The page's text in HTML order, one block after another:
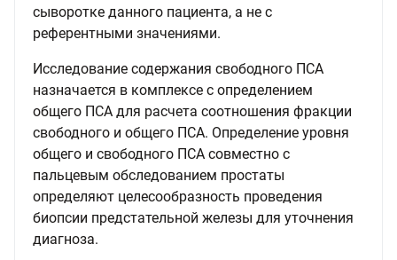
сыворотке данного пациента, а не с
референтными значениями.
Исследование содержания свободного ПСА
назначается в комплексе с определением
общего ПСА для расчета соотношения фракции
свободного и общего ПСА. Определение уровня
общего и свободного ПСА совместно с
пальцевым обследованием простаты
определяют целесообразность проведения
биопсии предстательной железы для уточнения
диагноза.